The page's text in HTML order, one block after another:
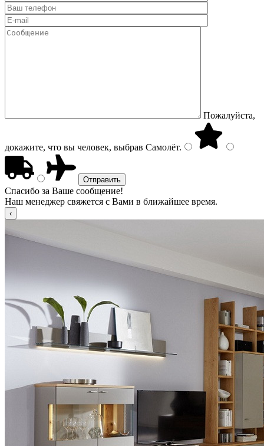
Пожалуйста,
докажите, что вы человек, выбрав Самолёт.
Спасибо за Ваше сообщение!
Наш менеджер свяжется с Вами в ближайшее время.